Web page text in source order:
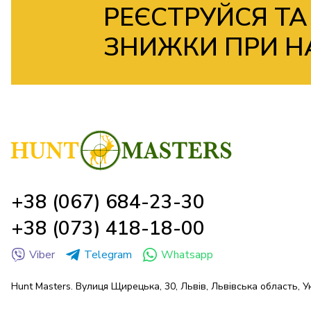
РЕЄСТРУЙСЯ
ЗНИЖКИ ПРИ
+38 (067) 684-23-30
+38 (073) 418-18-00
Viber Telegram Whatsapp
Hunt Masters. Вулиця Щирецька, 30, Львів, Львівська область,